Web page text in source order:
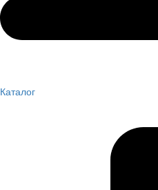
Каталог